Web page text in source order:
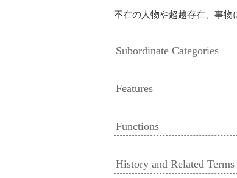
不在の人物や超越存在、事物
Subordinate Categories
Features
Functions
History and Related Terms